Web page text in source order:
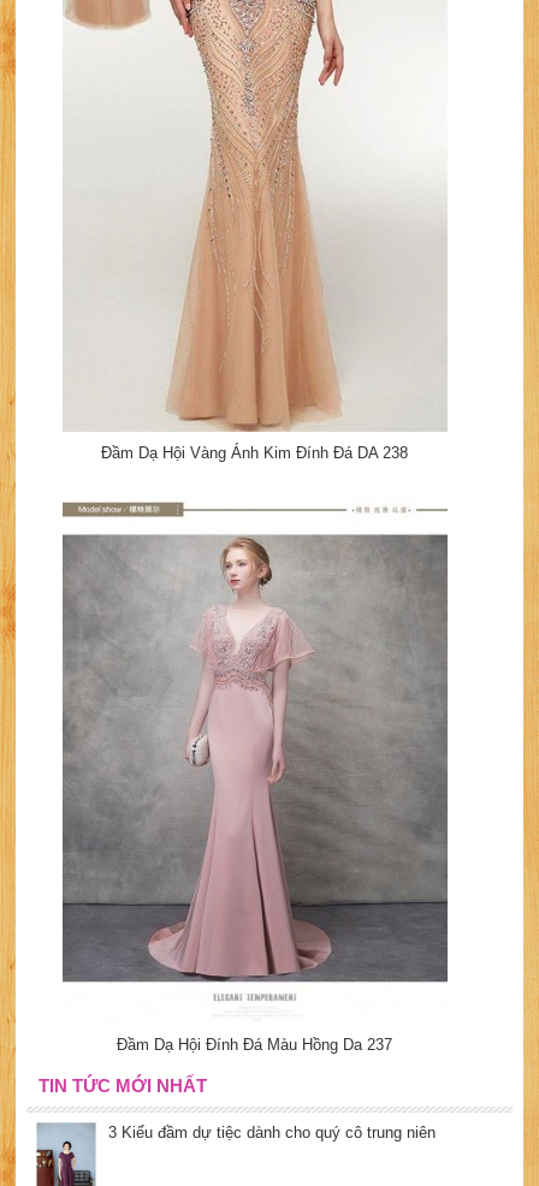
Đầm Dạ Hội Vàng Ánh Kim Đính Đá DA 238
Đầm Dạ Hội Đính Đá Màu Hồng Da 237
TIN TỨC MỚI NHẤT
3 Kiểu đầm dự tiệc dành cho quý cô trung niên